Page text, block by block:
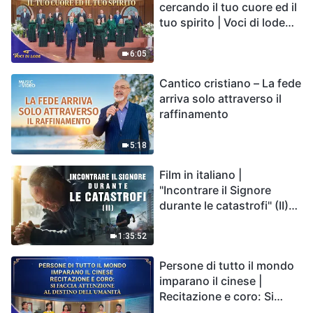
6:05
cercando il tuo cuore ed il
tuo spirito | Voci di lode
5:18
Cantico cristiano – La fede
arriva solo attraverso il
raffinamento
1:35:52
Film in italiano |
"Incontrare il Signore
durante le catastrofi" (II)
Regno di Dio?
Persone di tutto il mondo
imparano il cinese |
Recitazione e coro: Si